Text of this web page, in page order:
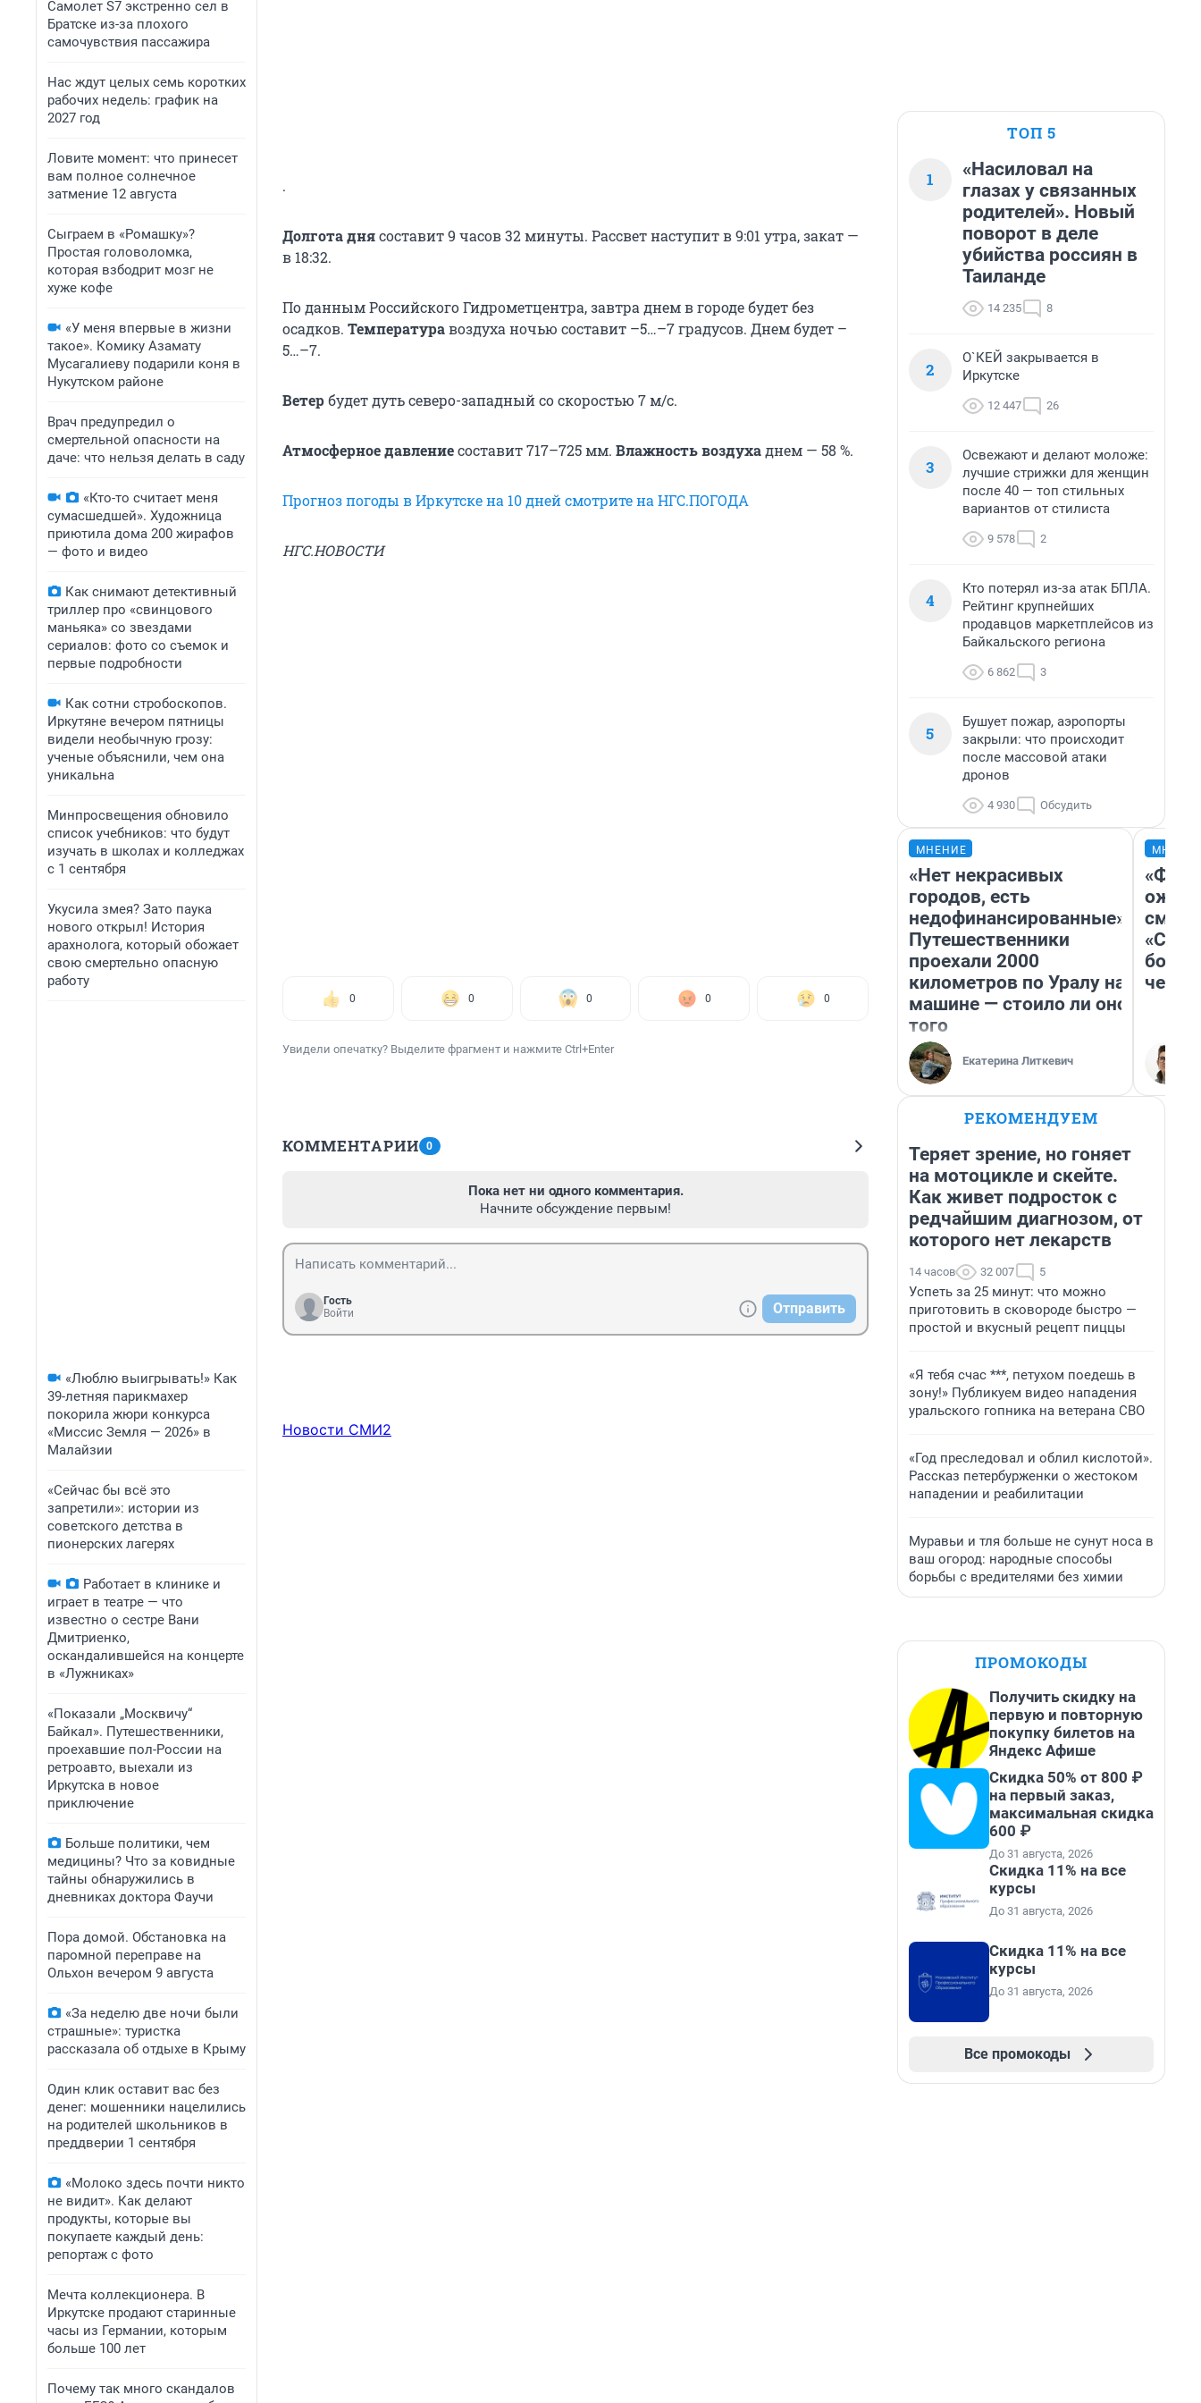
Самолет S7 экстренно сел в
Братске из-за плохого
самочувствия пассажира
Нас ждут целых семь коротких
рабочих недель: график на
2027 год
Ловите момент: что принесет
вам полное солнечное
затмение 12 августа
Сыграем в «Ромашку»?
Простая головоломка,
которая взбодрит мозг не
хуже кофе
«У меня впервые в жизни
такое». Комику Азамату
Мусагалиеву подарили коня в
Нукутском районе
Врач предупредил о
смертельной опасности на
даче: что нельзя делать в саду
«Кто-то считает меня
сумасшедшей». Художница
приютила дома 200 жирафов
— фото и видео
Как снимают детективный
триллер про «свинцового
маньяка» со звездами
сериалов: фото со съемок и
первые подробности
Как сотни стробоскопов.
Иркутяне вечером пятницы
видели необычную грозу:
ученые объяснили, чем она
уникальна
Минпросвещения обновило
список учебников: что будут
изучать в школах и колледжах
с 1 сентября
Укусила змея? Зато паука
нового открыл! История
арахнолога, который обожает
свою смертельно опасную
работу
«Люблю выигрывать!» Как
39-летняя парикмахер
покорила жюри конкурса
«Миссис Земля — 2026» в
Малайзии
«Сейчас бы всё это
запретили»: истории из
советского детства в
пионерских лагерях
Работает в клинике и
играет в театре — что
известно о сестре Вани
Дмитриенко,
оскандалившейся на концерте
в «Лужниках»
«Показали „Москвичу“
Байкал». Путешественники,
проехавшие пол-России на
ретроавто, выехали из
Иркутска в новое
приключение
Больше политики, чем
медицины? Что за ковидные
тайны обнаружились в
дневниках доктора Фаучи
Пора домой. Обстановка на
паромной переправе на
Ольхон вечером 9 августа
«За неделю две ночи были
страшные»: туристка
рассказала об отдыхе в Крыму
Один клик оставит вас без
денег: мошенники нацелились
на родителей школьников в
преддверии 1 сентября
«Молоко здесь почти никто
не видит». Как делают
продукты, которые вы
покупаете каждый день:
репортаж с фото
Мечта коллекционера. В
Иркутске продают старинные
часы из Германии, которым
больше 100 лет
Почему так много скандалов
.
Долгота днясоставит 9 часов 32 минуты. Рассвет наступит в 9:01 утра, закат —
в 18:32.
По данным Российского Гидрометцентра, завтра днем в городе будет без
осадков. Температуравоздуха ночью составит –5…–7 градусов. Днем будет –
5…–7.
Ветербудет дуть северо-западный со скоростью 7 м/с.
Атмосферное давлениесоставит 717–725 мм. Влажность воздухаднем — 58 %.
Прогноз погоды в Иркутске на 10 дней смотрите на НГС.ПОГОДА
НГС.НОВОСТИ
0 0 0 0 0
Увидели опечатку? Выделите фрагмент и нажмите Ctrl+Enter
КОММЕНТАРИИ 0
Пока нет ни одного комментария.
Начните обсуждение первым!
Гость
Войти
Отправить
Новости СМИ2
ТОП 5
1
«Насиловал на
глазах у связанных
родителей». Новый
поворот в деле
убийства россиян в
Таиланде
14 235 8
2
О`КЕЙ закрывается в
Иркутске
12 447 26
3
Освежают и делают моложе:
лучшие стрижки для женщин
после 40 — топ стильных
вариантов от стилиста
9 578 2
4
Кто потерял из-за атак БПЛА.
Рейтинг крупнейших
продавцов маркетплейсов из
Байкальского региона
6 862 3
5
Бушует пожар, аэропорты
закрыли: что происходит
после массовой атаки
дронов
4 930 Обсудить
МНЕНИЕ
«Нет некрасивых
городов, есть
недофинансированные».
Путешественники
проехали 2000
километров по Уралу на
машине — стоило ли оно
того
Екатерина Литкевич
РЕКОМЕНДУЕМ
Теряет зрение, но гоняет
на мотоцикле и скейте.
Как живет подросток с
редчайшим диагнозом, от
которого нет лекарств
14 часов 32 007 5
Успеть за 25 минут: что можно
приготовить в сковороде быстро —
простой и вкусный рецепт пиццы
«Я тебя счас ***, петухом поедешь в
зону!» Публикуем видео нападения
уральского гопника на ветерана СВО
«Год преследовал и облил кислотой».
Рассказ петербурженки о жестоком
нападении и реабилитации
Муравьи и тля больше не сунут носа в
ваш огород: народные способы
борьбы с вредителями без химии
ПРОМОКОДЫ
Получить скидку на
первую и повторную
покупку билетов на
Яндекс Афише
Скидка 50% от 800 ₽
на первый заказ,
максимальная скидка
600 ₽
До 31 августа, 2026
Скидка 11% на все
курсы
До 31 августа, 2026
Скидка 11% на все
курсы
До 31 августа, 2026
Все промокоды